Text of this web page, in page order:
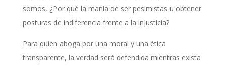
somos, ¿Por qué la manía de ser pesimistas u obtener
posturas de indiferencia frente a la injusticia?
Para quien aboga por una moral y una ética
transparente, la verdad será defendida mientras exista